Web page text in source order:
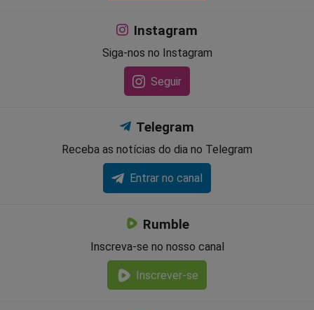
Instagram
Siga-nos no Instagram
Seguir
Telegram
Receba as notícias do dia no Telegram
Entrar no canal
Rumble
Inscreva-se no nosso canal
Inscrever-se